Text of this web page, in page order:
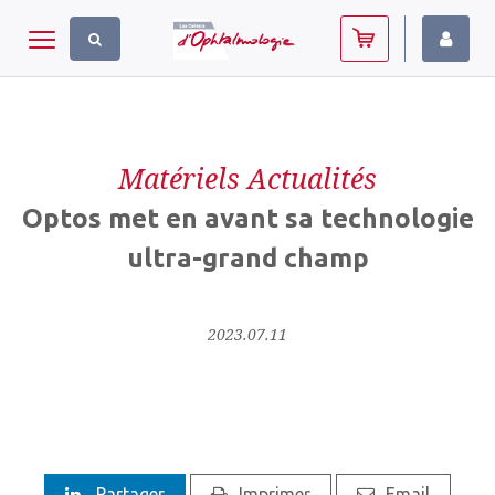
Toggle navigation
Matériels Actualités
Optos met en avant sa technologie
ultra-grand champ
2023.07.11
Panneau de gestion des cookies